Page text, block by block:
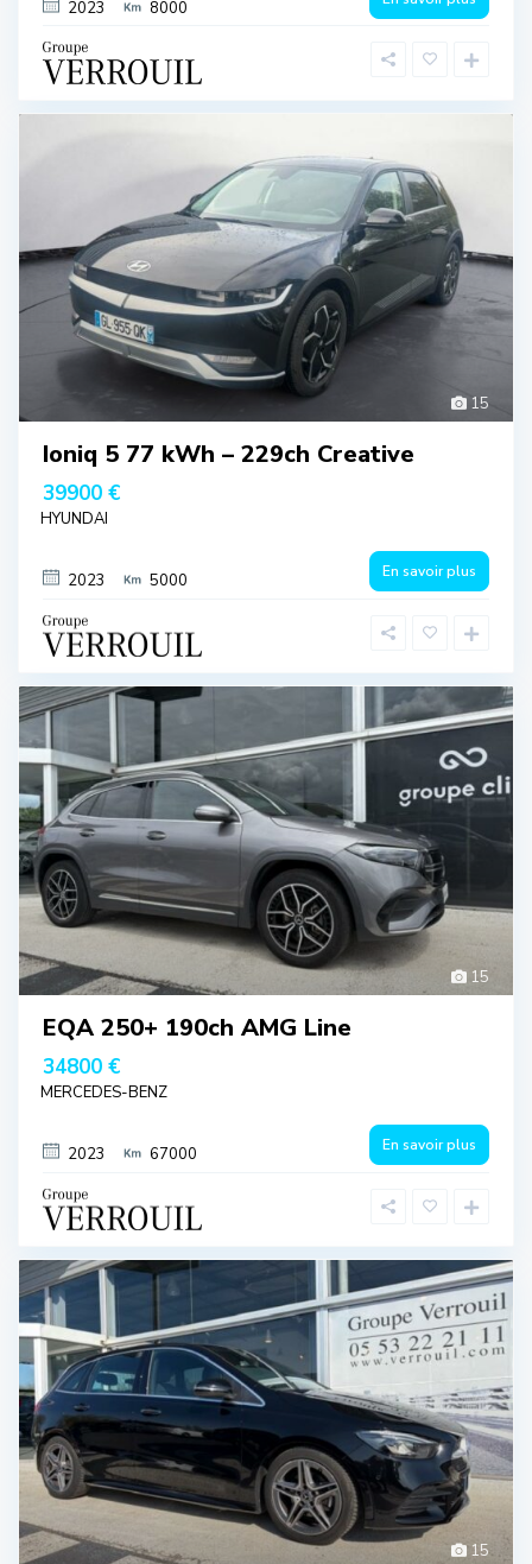
2023 8000
15
Ioniq 5 77 kWh – 229ch Creative
39900 €
HYUNDAI
2023 5000 En savoir plus
15
EQA 250+ 190ch AMG Line
34800 €
MERCEDES-BENZ
2023 67000 En savoir plus
15